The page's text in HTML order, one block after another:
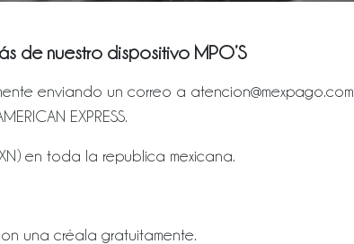
de nuestro dispositivo MPO’S
enviando un correo a atencion@mexpago.com
EXPRESS.
en toda la republica mexicana.
una créala gratuitamente.